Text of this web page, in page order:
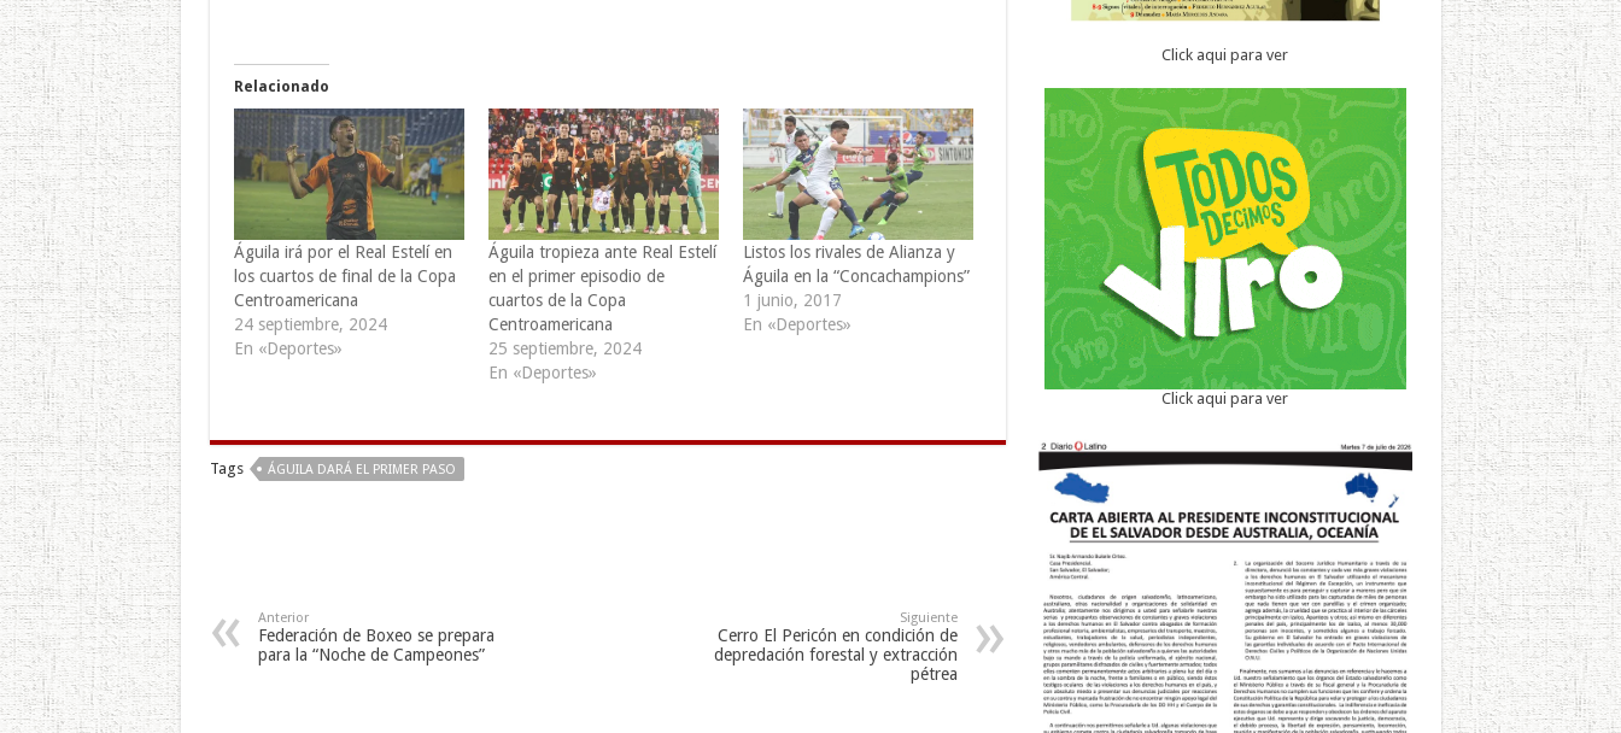
Relacionado
Águila irá por el Real Estelí en
los cuartos de final de la Copa
Centroamericana
24 septiembre, 2024
En «Deportes»
Águila tropieza ante Real Estelí
en el primer episodio de
cuartos de la Copa
Centroamericana
25 septiembre, 2024
En «Deportes»
Listos los rivales de Alianza y
Águila en la “Concachampions”
1 junio, 2017
En «Deportes»
Tags ÁGUILA DARÁ EL PRIMER PASO
Anterior
Federación de Boxeo se prepara
para la “Noche de Campeones”
Siguiente
Cerro El Pericón en condición de
depredación forestal y extracción
pétrea
Click aqui para ver
Click aqui para ver